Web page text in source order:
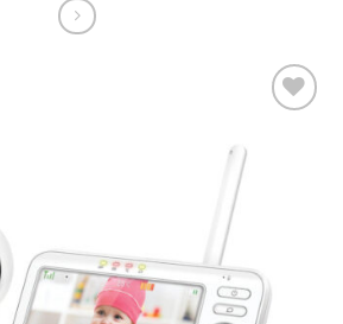
adom